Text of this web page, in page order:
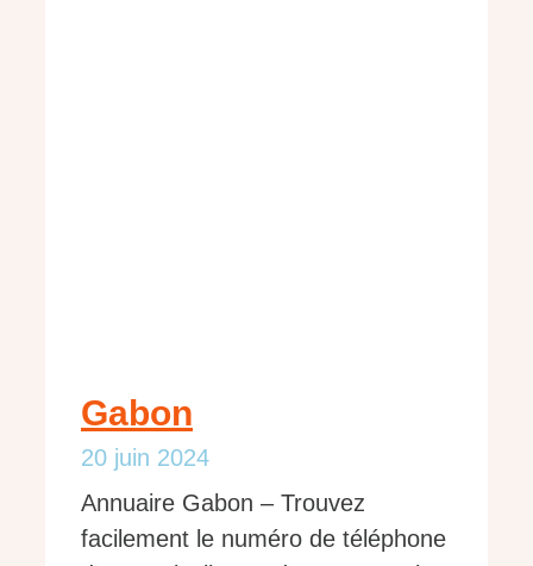
Gabon
20 juin 2024
Annuaire Gabon – Trouvez
facilement le numéro de téléphone